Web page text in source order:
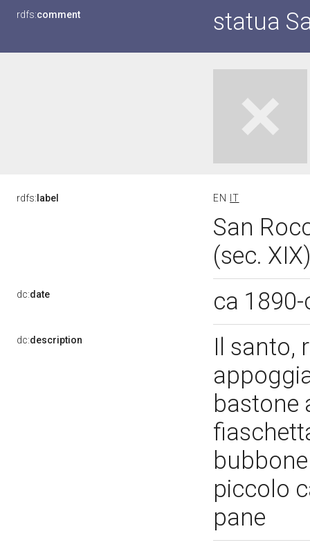
rdfs:comment statua
rdfs: label EN IT
San
(sec.
dc:date ca
dc:description
Il santo,
bastone
piccolo
pane